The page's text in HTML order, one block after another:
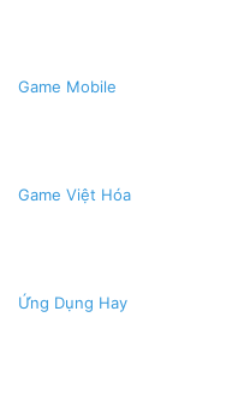
Game Mobile
Game Việt Hóa
Ứng Dụng Hay